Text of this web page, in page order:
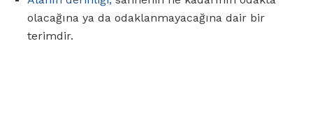
olacağına ya da odaklanmayacağına dair bir
terimdir.